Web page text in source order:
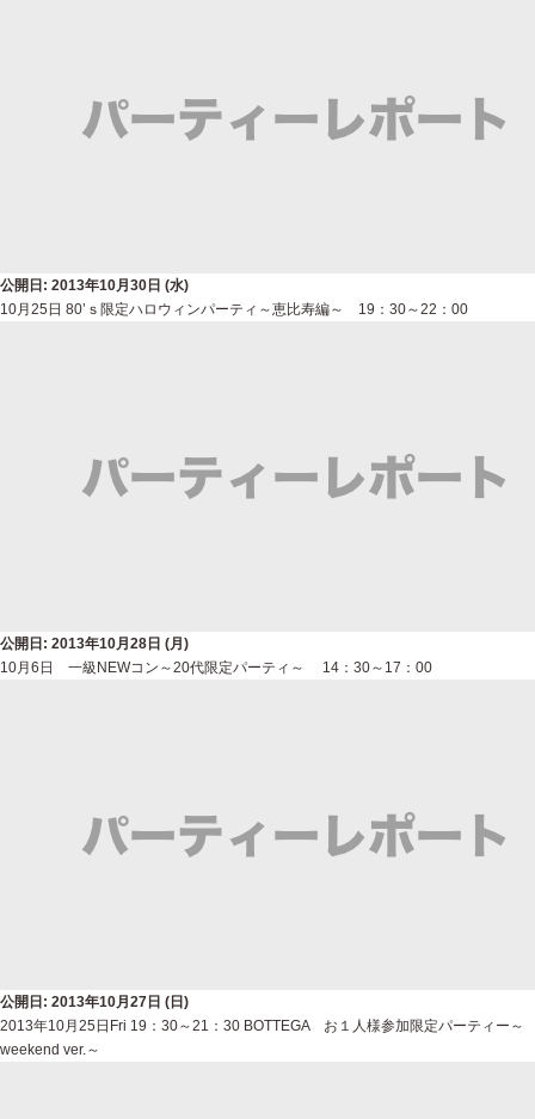
公開日: 2013年10月30日 (水)
10月25日 80’ｓ限定ハロウィンパーティ～恵比寿編～ 19：30～22：00
公開日: 2013年10月28日 (月)
10月6日 一級NEWコン～20代限定パーティ～ 14：30～17：00
公開日: 2013年10月27日 (日)
2013年10月25日Fri 19：30～21：30 BOTTEGA お１人様参加限定パーティー～
weekend ver.～